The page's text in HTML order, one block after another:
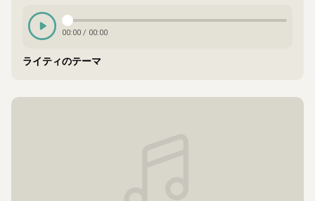
00:00 / 00:00
ライティのテーマ